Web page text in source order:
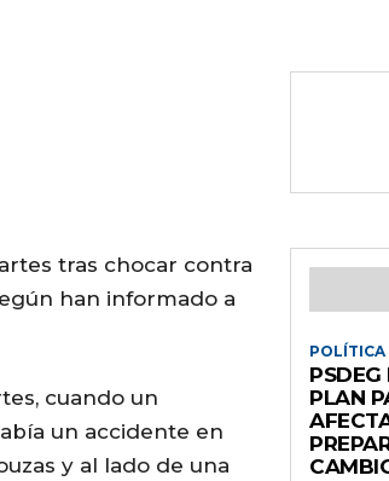
tras chocar contra
han informado a
cuando un
un accidente en
y al lado de una
POLÍTICA
PSDEG
PLAN